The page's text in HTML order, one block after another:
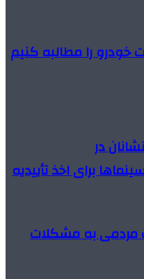
را مطالبه کنیم
در
برای اخذ تأییدیه
مردمی به مشکلات